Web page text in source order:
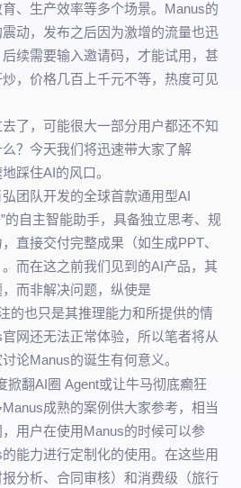
、生产效率等多个场景。Manus的
动，发布之后因为激增的流量也迅
续需要输入邀请码，才能试用，甚
，价格几百上千元不等，热度可见
，可能很大一部分用户都还不知
？今天我们将迅速带大家了解
踩住AI的风口。
队开发的全球首款通用型AI
的自主智能助手，具备独立思考、规
直接交付完整成果（如生成PPT、
而在这之前我们见到的AI产品，其
而非解决问题，纵使是
的也只是其推理能力和所提供的情
网还无法正常体验，所以笔者将从
论Manus的诞生有何意义。
成熟的案例供大家参考，相当
用户在使用Manus的时候可以参
能力进行定制化的使用。在这些用
分析、合同审核）和消费级（旅行